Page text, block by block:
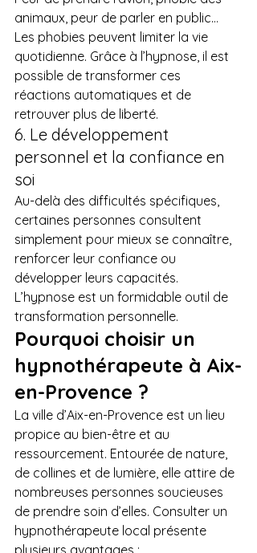
animaux, peur de parler en public…
Les phobies peuvent limiter la vie
quotidienne. Grâce à l’hypnose, il est
possible de transformer ces
réactions automatiques et de
retrouver plus de liberté.
6. Le développement
personnel et la confiance en
soi
Au-delà des difficultés spécifiques,
certaines personnes consultent
simplement pour mieux se connaître,
renforcer leur confiance ou
développer leurs capacités.
L’hypnose est un formidable outil de
transformation personnelle.
Pourquoi choisir un
hypnothérapeute à Aix-
en-Provence ?
La ville d’Aix-en-Provence est un lieu
propice au bien-être et au
ressourcement. Entourée de nature,
de collines et de lumière, elle attire de
nombreuses personnes soucieuses
de prendre soin d’elles. Consulter un
hypnothérapeute local présente
plusieurs avantages :